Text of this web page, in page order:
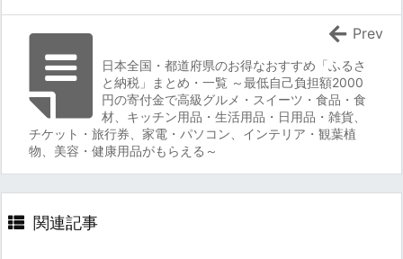
日本全国・都道府県のお得なおすすめ「ふるさ
と納税」まとめ・一覧 ～最低自己負担額2000
円の寄付金で高級グルメ・スイーツ・食品・食
材、キッチン用品・生活用品・日用品・雑貨、
チケット・旅行券、家電・パソコン、インテリア・観葉植
物、美容・健康用品がもらえる～
Prev
関連記事